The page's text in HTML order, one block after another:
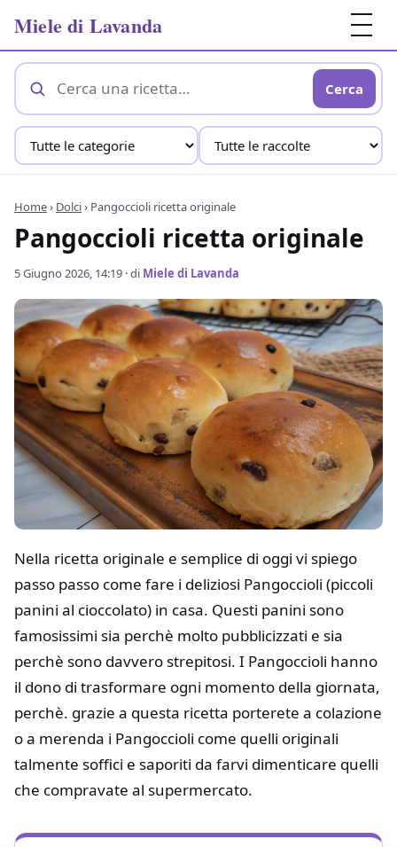
Miele di Lavanda
Cerca
Home› Dolci› Pangoccioli ricetta originale
Pangoccioli ricetta originale
5 Giugno 2026, 14:19 · di Miele di Lavanda
Nella ricetta originale e semplice di oggi vi spiego
passo passo come fare i deliziosi Pangoccioli (piccoli
panini al cioccolato) in casa. Questi panini sono
famosissimi sia perchè molto pubblicizzati e sia
perchè sono davvero strepitosi. I Pangoccioli hanno
il dono di trasformare ogni momento della giornata,
perchè. grazie a questa ricetta porterete a colazione
o a merenda i Pangoccioli come quelli originali
talmente soffici e saporiti da farvi dimenticare quelli
che compravate al supermercato.